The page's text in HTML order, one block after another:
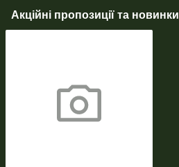
Акційні пропозиції та новинки